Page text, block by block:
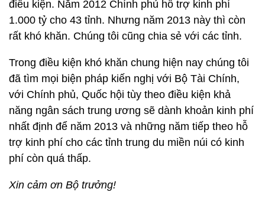
điều kiện. Năm 2012 Chính phủ hỗ trợ kinh phí
1.000 tỷ cho 43 tỉnh. Nhưng năm 2013 này thì còn
rất khó khăn. Chúng tôi cũng chia sẻ với các tỉnh.
Trong điều kiện khó khăn chung hiện nay chúng tôi
đã tìm mọi biện pháp kiến nghị với Bộ Tài Chính,
với Chính phủ, Quốc hội tùy theo điều kiện khả
năng ngân sách trung ương sẽ dành khoản kinh phí
nhất định để năm 2013 và những năm tiếp theo hỗ
trợ kinh phí cho các tỉnh trung du miền núi có kinh
phí còn quá thấp.
Xin cảm ơn Bộ trưởng!